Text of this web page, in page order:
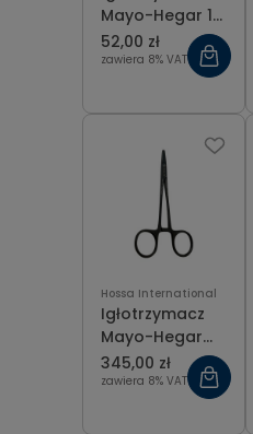
Mayo-Hegar 18
cm
52,00 zł
zawiera 8% VAT
Hossa International
Igłotrzymacz
Mayo-Hegar
pokryty czarną,
ceramiczną
powłoką 12 cm
345,00 zł
zawiera 8% VAT